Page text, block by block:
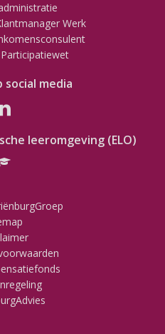
Werk
social media
leeromgeving (ELO)